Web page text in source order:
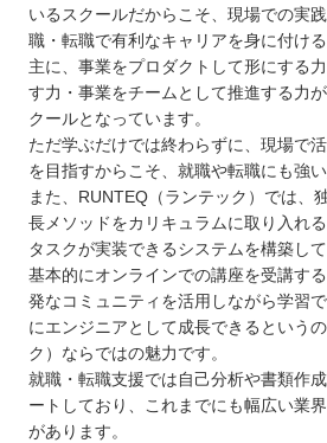
いるスクールだからこそ、現場での実
職・転職で有利なキャリアを身に付ける
主に、事業をプロダクトして形にする
す力・事業をチームとして推進する力
クールとなっています。
ただ学ぶだけでは終わらずに、現場で
を目指すからこそ、就職や転職にも強
また、RUNTEQ（ランテック）では、
長メソッドをカリキュラムに取り入れ
タスクが実装できるシステムを構築して
基本的にオンラインでの講座を受講す
発なコミュニティを活用しながら学習
にエンジニアとして成長できるという
ク）ならではの魅力です。
就職・転職支援では自己分析や書類作
ートしており、これまでにも幅広い業
があります。